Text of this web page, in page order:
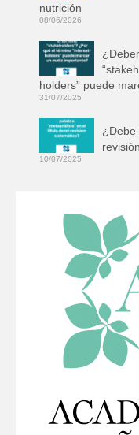
nutrición
08/06/2026
holders” puede
31/07/2025
¿Debe
10/07/2025